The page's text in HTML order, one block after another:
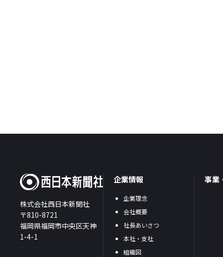
株式会社西日本新聞社
〒810-8721
福岡県福岡市中央区天神
1-4-1
企業情報
企業理念
会社概要
社長あいさつ
本社・支社
組織図
事業